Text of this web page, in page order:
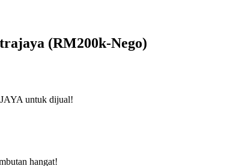
(RM200k-Nego)
untuk dijual!
hangat!